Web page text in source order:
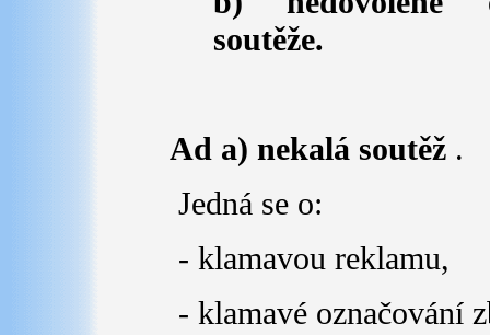
soutěže.
Ad a) nekalá soutěž .
Jedná se o:
- klamavou reklamu,
- klamavé označování